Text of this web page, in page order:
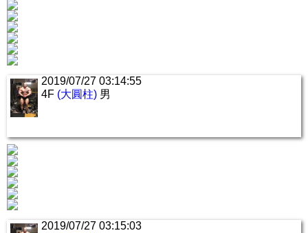
2019/07/27 03:14:55
4F (大圓柱) 男
2019/07/27 03:15:03